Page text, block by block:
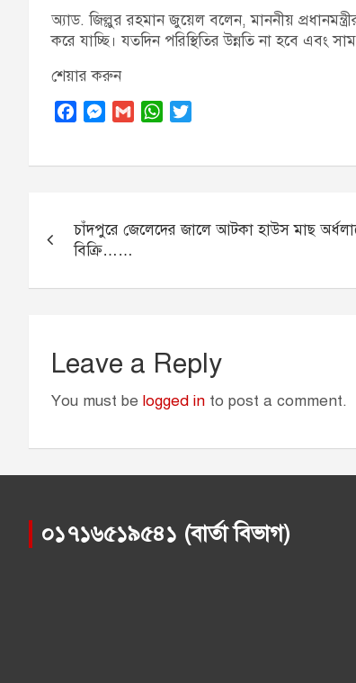
অ্যাড. জিল্লুর রহমান জুয়েল বলেন, মাননীয়
করে যাচ্ছি। যতদিন পরিস্থিতির উন্নতি না হবে এবং
শেয়ার করুন
o
o
M
g
r
G
W
p
e
r
navigation
চাঁদপুরে জেলেদের জালে আটকা হাউস মাছ
বিক্রি……
Leave a Reply
You must be logged in to post a comment.
০১৭১৬৫১৯৫৪১ (বার্তা বিভাগ)